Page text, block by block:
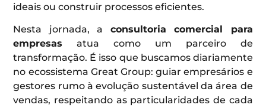
ideais ou construir processos eficientes.
Nesta jornada, a consultoria comercial para
empresas atua como um parceiro de
transformação. É isso que buscamos diariamente
no ecossistema Great Group: guiar empresários e
gestores rumo à evolução sustentável da área de
vendas, respeitando as particularidades de cada